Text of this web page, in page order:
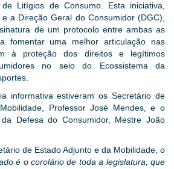
de Litígios de Consumo. Esta iniciativa,
a Direção Geral do Consumidor (DGC),
de um protocolo entre ambas as
fomentar uma melhor articulação nas
à proteção dos direitos e legítimos
no seio do Ecossistema da
informativa estiveram os Secretário de
Professor José Mendes, e o
Defesa do Consumidor, Mestre João
de Estado Adjunto e da Mobilidade, o
é o corolário de toda a legislatura, que